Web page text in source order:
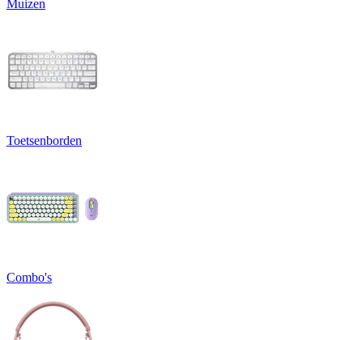
Muizen
Toetsenborden
Combo's